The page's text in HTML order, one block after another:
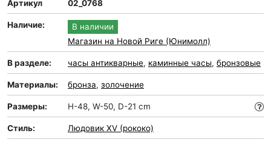
Артикул 02_0768
Наличие:
В наличии
Магазин на Новой Риге (Юнимолл)
В разделе: часы антикварные, каминные часы, бронзовые
Материалы: бронза, золочение
Размеры: H-48, W-50, D-21 cm
Стиль: Людовик XV (рококо)